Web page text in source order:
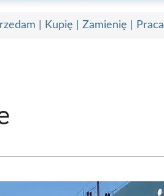
| Kupię | Zamienię | Praca